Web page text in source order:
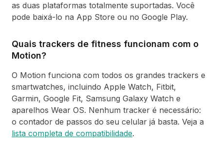
as duas plataformas totalmente suportadas. Você
pode baixá-lo na App Store ou no Google Play.
Quais trackers de fitness funcionam com o
Motion?
O Motion funciona com todos os grandes trackers e
smartwatches, incluindo Apple Watch, Fitbit,
Garmin, Google Fit, Samsung Galaxy Watch e
aparelhos Wear OS. Nenhum tracker é necessário:
o contador de passos do seu celular já basta. Veja a
lista completa de compatibilidade.